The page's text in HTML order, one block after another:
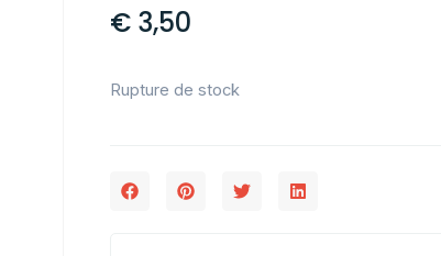
€ 3,50
Rupture de stock